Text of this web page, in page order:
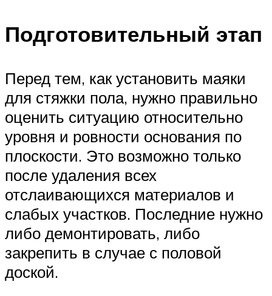
Подготовительный этап
Перед тем, как установить маяки
для стяжки пола, нужно правильно
оценить ситуацию относительно
уровня и ровности основания по
плоскости. Это возможно только
после удаления всех
отслаивающихся материалов и
слабых участков. Последние нужно
либо демонтировать, либо
закрепить в случае с половой
доской.